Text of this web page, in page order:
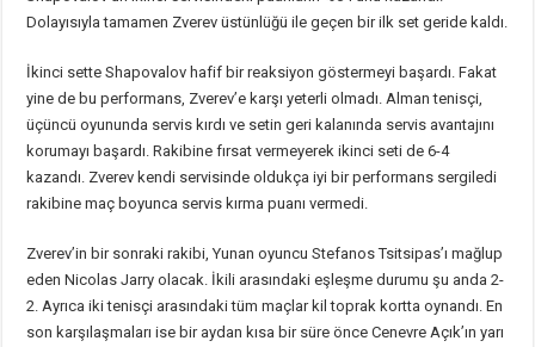
Dolayısıyla tamamen Zverev üstünlüğü ile geçen bir ilk set geride kaldı.
İkinci sette Shapovalov hafif bir reaksiyon göstermeyi başardı. Fakat
yine de bu performans, Zverev’e karşı yeterli olmadı. Alman tenisçi,
üçüncü oyununda servis kırdı ve setin geri kalanında servis avantajını
korumayı başardı. Rakibine fırsat vermeyerek ikinci seti de 6-4
kazandı. Zverev kendi servisinde oldukça iyi bir performans sergiledi
rakibine maç boyunca servis kırma puanı vermedi.
Zverev’in bir sonraki rakibi, Yunan oyuncu Stefanos Tsitsipas’ı mağlup
eden Nicolas Jarry olacak. İkili arasındaki eşleşme durumu şu anda 2-
2. Ayrıca iki tenisçi arasındaki tüm maçlar kil toprak kortta oynandı. En
son karşılaşmaları ise bir aydan kısa bir süre önce Cenevre Açık’ın yarı